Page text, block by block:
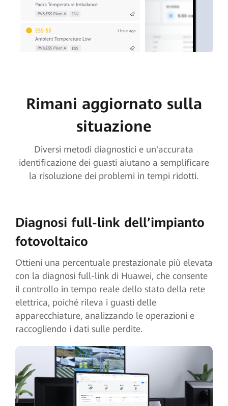
Rimani aggiornato sulla
situazione
Diversi metodi diagnostici e un'accurata
identificazione dei guasti aiutano a semplificare
la risoluzione dei problemi in tempi ridotti.
Diagnosi full-link dell’impianto
fotovoltaico
Ottieni una percentuale prestazionale più elevata
con la diagnosi full-link di Huawei, che consente
il controllo in tempo reale dello stato della rete
elettrica, poiché rileva i guasti delle
apparecchiature, analizzando le operazioni e
raccogliendo i dati sulle perdite.